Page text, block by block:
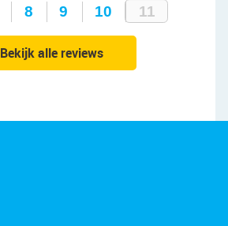
8 9 10 11
Bekijk alle reviews